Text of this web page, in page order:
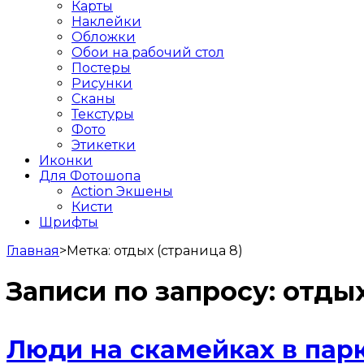
Карты
Наклейки
Обложки
Обои на рабочий стол
Постеры
Рисунки
Сканы
Текстуры
Фото
Этикетки
Иконки
Для Фотошопа
Action Экшены
Кисти
Шрифты
Главная>Метка: отдых (страница 8)
Записи по запросу:
Люди на скамейках в